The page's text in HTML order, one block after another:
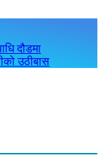
दौडमा
उठीबास